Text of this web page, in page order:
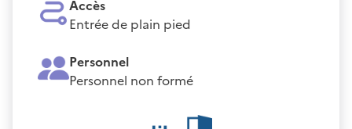
Accès
Entrée de plain pied
Personnel
Personnel non formé